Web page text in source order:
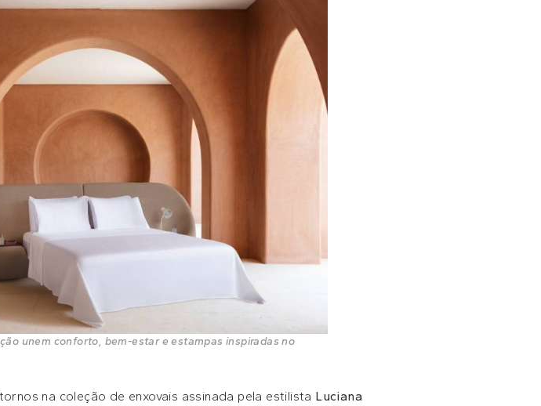
unem conforto, bem-estar e estampas inspiradas no
na coleção de enxovais assinada pela estilista Luciana